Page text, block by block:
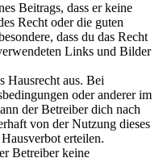
Beitrags, dass er keine
Recht oder die guten
dass du das Recht
Links und Bilder
Hausrecht aus. Bei
oder anderer im
der Betreiber dich nach
von der Nutzung dieses
erteilen.
Betreiber keine